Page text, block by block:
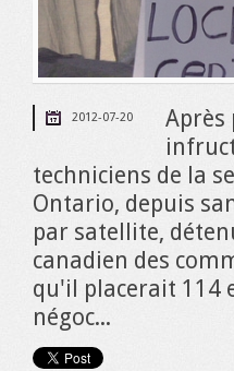
2012-07-20
Après
techniciens de la
Ontario, depuis
par satellite,
canadien des
qu'il placerait 114
négoc...